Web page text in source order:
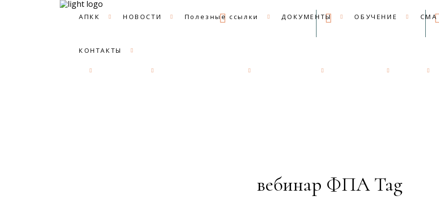
09:00 - 18:00 mail@apkk.ru
АПКК НОВОСТИ Полезные ссылки ДОКУМЕНТЫ ОБУЧЕНИЕ СМА
КОНТАКТЫ
вебинар ФПА Tag